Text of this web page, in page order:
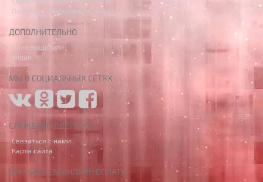
Политика конфиденциальности
ДОПОЛНИТЕЛЬНО
Производители
Акции
МЫ В СОЦИАЛЬНЫХ СЕТЯХ
СЛУЖБА ПОДДЕРЖКИ
Связаться с нами
Карта сайта
ПРИНИМАЕМ ОНЛАЙН ОПЛАТУ